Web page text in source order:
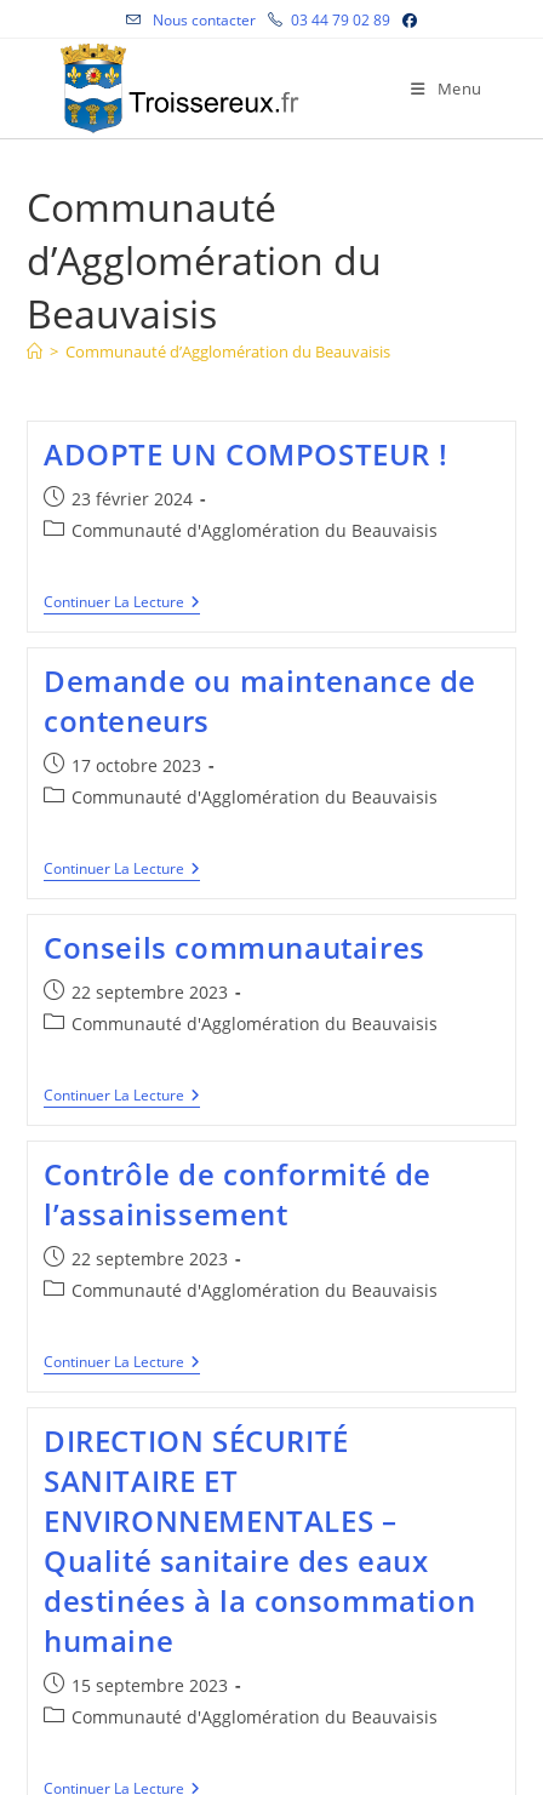
Nous contacter 03 44 79 02 89
Menu
Communauté
d’Agglomération du
Beauvaisis
> Communauté d’Agglomération du Beauvaisis
ADOPTE UN COMPOSTEUR !
Publication
publiée :
23 février 2024
PostCommunauté d'Agglomération du Beauvaisis
Continuer La LectureADOPTE
UN
Demande ou maintenance de
conteneurs
Publication
publiée :
17 octobre 2023
PostCommunauté d'Agglomération du Beauvaisis
Continuer La LectureDemande
Ou
Conteneurs
Conseils communautaires
Publication
publiée :
22 septembre 2023
PostCommunauté d'Agglomération du Beauvaisis
Continuer La LectureConseils
Communautaires
Contrôle de conformité de
l’assainissement
Publication
publiée :
22 septembre 2023
PostCommunauté d'Agglomération du Beauvaisis
Continuer La LectureContrôle
De
L’assainissement
DIRECTION SÉCURITÉ
SANITAIRE ET
ENVIRONNEMENTALES –
Qualité sanitaire des eaux
destinées à la consommation
humaine
Publication
publiée :
15 septembre 2023
PostCommunauté d'Agglomération du Beauvaisis
Continuer La LectureDIRECTION